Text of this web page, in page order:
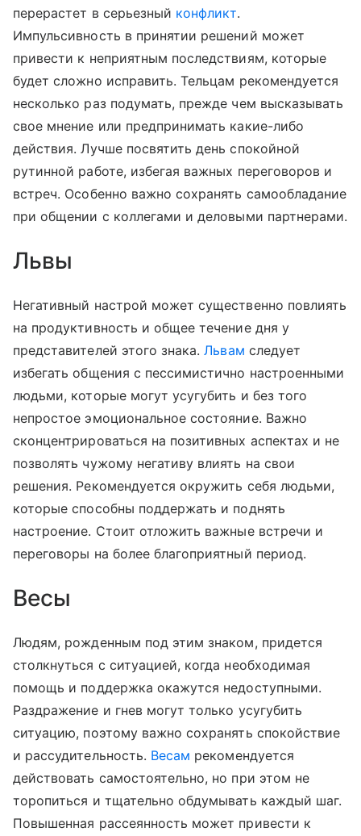
перерастет в серьезный конфликт.
Импульсивность в принятии решений может
привести к неприятным последствиям, которые
будет сложно исправить. Тельцам рекомендуется
несколько раз подумать, прежде чем высказывать
свое мнение или предпринимать какие-либо
действия. Лучше посвятить день спокойной
рутинной работе, избегая важных переговоров и
встреч. Особенно важно сохранять самообладание
при общении с коллегами и деловыми партнерами.
Львы
Негативный настрой может существенно повлиять
на продуктивность и общее течение дня у
представителей этого знака.Львам следует
избегать общения с пессимистично настроенными
людьми, которые могут усугубить и без того
непростое эмоциональное состояние. Важно
сконцентрироваться на позитивных аспектах и не
позволять чужому негативу влиять на свои
решения. Рекомендуется окружить себя людьми,
которые способны поддержать и поднять
настроение. Стоит отложить важные встречи и
переговоры на более благоприятный период.
Весы
Людям, рожденным под этим знаком, придется
столкнуться с ситуацией, когда необходимая
помощь и поддержка окажутся недоступными.
Раздражение и гнев могут только усугубить
ситуацию, поэтому важно сохранять спокойствие
и рассудительность. Весам рекомендуется
действовать самостоятельно, но при этом не
торопиться и тщательно обдумывать каждый шаг.
Повышенная рассеянность может привести к